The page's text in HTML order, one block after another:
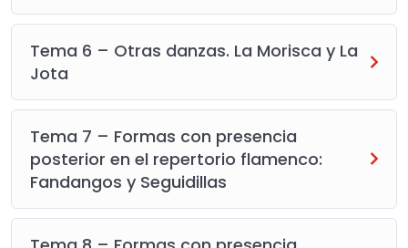
Tema 6 – Otras danzas. La Morisca y La
Jota
Tema 7 – Formas con presencia
posterior en el repertorio flamenco:
Fandangos y Seguidillas